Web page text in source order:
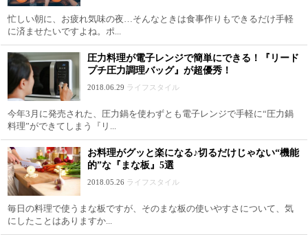
忙しい朝に、お疲れ気味の夜…そんなときは食事作りもできるだけ手軽
に済ませたいですよね。ポ...
圧力料理が電子レンジで簡単にできる！『リード
プチ圧力調理バッグ』が超優秀！
2018.06.29 ライフスタイル
今年3月に発売された、圧力鍋を使わずとも電子レンジで手軽に“圧力鍋
料理”ができてしまう『リ...
お料理がグッと楽になる♪切るだけじゃない“機能
的”な『まな板』5選
2018.05.26 ライフスタイル
毎日の料理で使うまな板ですが、そのまな板の使いやすさについて、気
にしたことはありますか...